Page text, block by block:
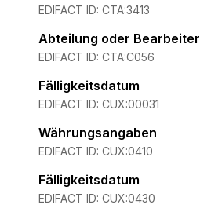
EDIFACT ID: CTA:3413
Abteilung oder Bearbeiter
EDIFACT ID: CTA:C056
Fälligkeitsdatum
EDIFACT ID: CUX:00031
Währungsangaben
EDIFACT ID: CUX:0410
Fälligkeitsdatum
EDIFACT ID: CUX:0430